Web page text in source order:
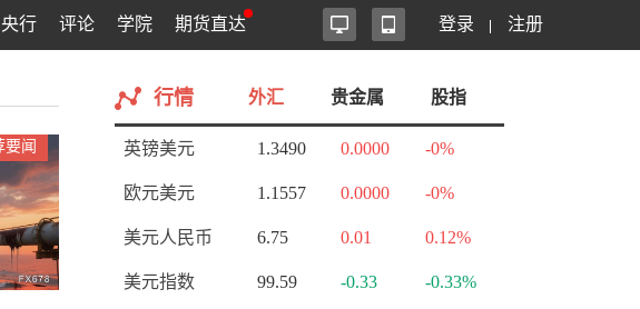
央行 评论 学院 期货直达 登录 注册
要闻
行情 外汇 贵金属 股指
英镑美元 1.3490 0.0000 -0%
欧元美元 1.1557 0.0000 -0%
美元人民币 6.75 0.01 0.12%
美元指数 99.59 -0.33 -0.33%